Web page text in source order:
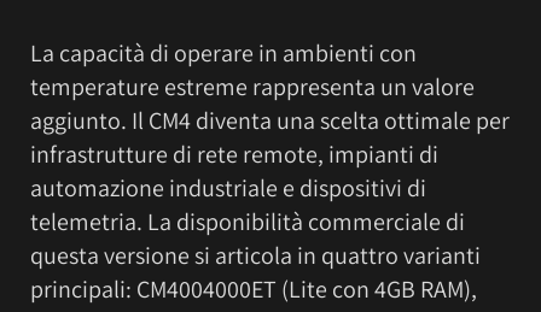
La capacità di operare in ambienti con
temperature estreme rappresenta un valore
aggiunto. Il CM4 diventa una scelta ottimale per
infrastrutture di rete remote, impianti di
automazione industriale e dispositivi di
telemetria. La disponibilità commerciale di
questa versione si articola in quattro varianti
principali: CM4004000ET (Lite con 4GB RAM),